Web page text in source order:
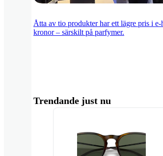
Åtta av tio produkter har ett lägre pris i
kronor – särskilt på parfymer.
Trendande just nu